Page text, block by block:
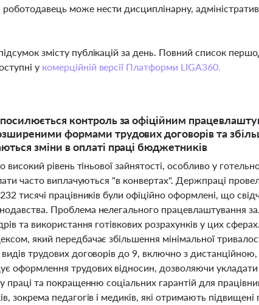
може нести дисциплінарну,
змісту публікацій за день. Повний список
у комерційній версії Платформи LIGA360.
контроль за офіційним
формами трудових договорів та
зміни в оплаті праці бюджетників
високий рівень тіньової зайнятості, особливо у
часто виплачуються "в конвертах". Держпраці
тисячі працівників були офіційно оформлені, що
Проблема нелегального працевлаштування
та використання готівкових розрахунків у цих
який передбачає збільшення мінімальної
трудових договорів до 9, включно з
оформлення трудових відносин, дозволяючи укладати
праці та покращенню соціальних гарантій для
зокрема педагогів і медиків, які отримають